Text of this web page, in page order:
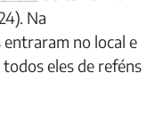
Na
no local e
eles de reféns